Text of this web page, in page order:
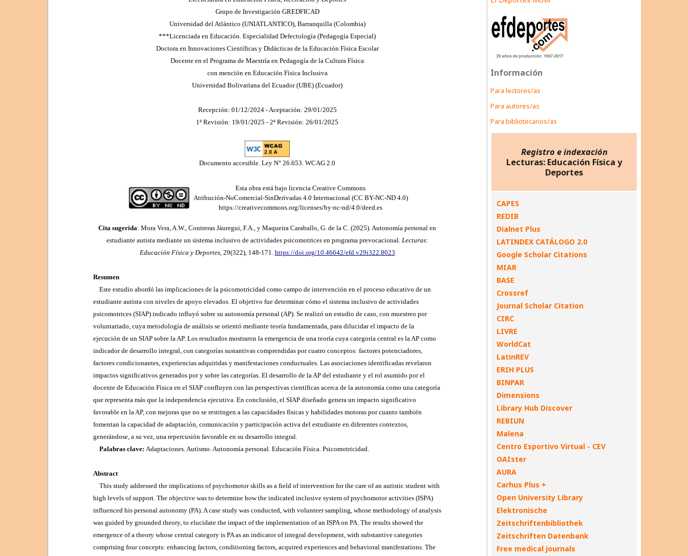
Información
Para lectores/as
Para autores/as
Para bibliotecarios/as
Registro e indexación
Lecturas: Educación Física y
Deportes
CAPES
REDIB
Dialnet Plus
LATINDEX CATÁLOGO 2.0
Google Scholar Citations
MIAR
BASE
Crossref
Journal Scholar Citation
CIRC
LIVRE
WorldCat
LatinREV
ERIH PLUS
BINPAR
Dimensions
Library Hub Discover
REBIUN
Malena
Centro Esportivo Virtual - CEV
OAIster
AURA
Carhus Plus +
Open University Library
Elektronische
Zeitschriftenbibliothek
Zeitschriften Datenbank
Free medical journals